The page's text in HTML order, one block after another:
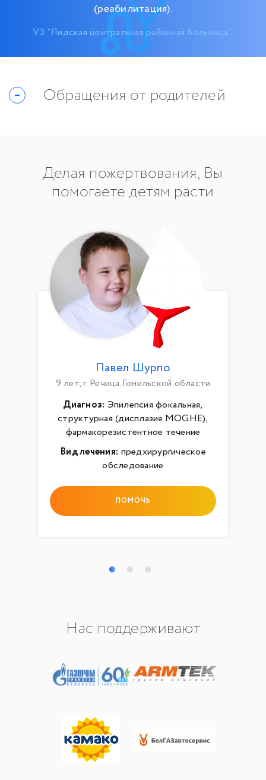
(реабилитация).
УЗ "Лидская центральная районная больница".
Обращения от родителей
Делая пожертвования, Вы
помогаете детям расти
Павел Шурпо
9 лет, г. Речица Гомельской области
Диагноз: Эпилепсия фокальная,
структурная (дисплазия MOGHE),
фармакорезистентное течение
Вид лечения: предхирургическое
обследование
ПОМОЧЬ
Нас поддерживают